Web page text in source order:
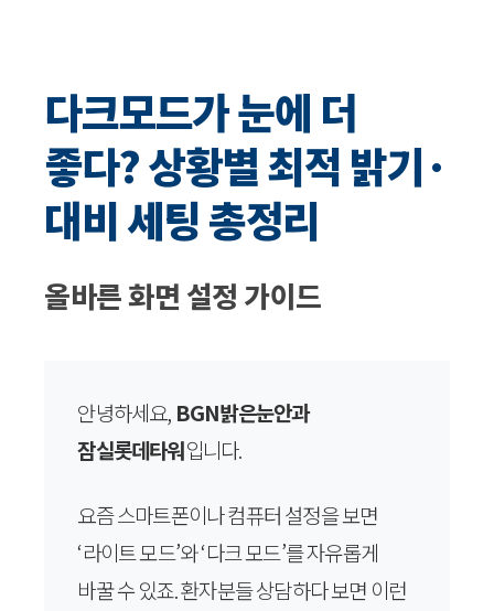
다크모드가 눈에 더
좋다? 상황별 최적 밝기·
대비 세팅 총정리
올바른 화면 설정 가이드
안녕하세요, BGN밝은눈안과
잠실롯데타워입니다.
요즘 스마트폰이나 컴퓨터 설정을 보면
‘라이트 모드’와 ‘다크 모드’를 자유롭게
바꿀 수 있죠. 환자분들 상담하다 보면 이런